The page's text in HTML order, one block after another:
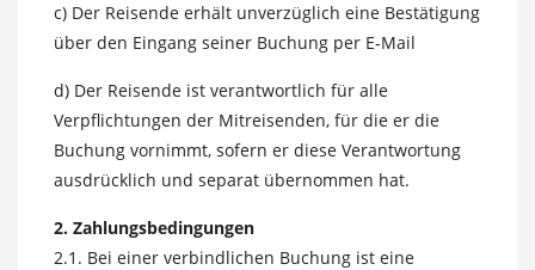
c) Der Reisende erhält unverzüglich eine Bestätigung
über den Eingang seiner Buchung per E-Mail
d) Der Reisende ist verantwortlich für alle
Verpflichtungen der Mitreisenden, für die er die
Buchung vornimmt, sofern er diese Verantwortung
ausdrücklich und separat übernommen hat.
2. Zahlungsbedingungen
2.1. Bei einer verbindlichen Buchung ist eine